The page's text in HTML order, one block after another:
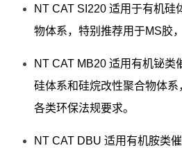
NT CAT SI220 适用于有机硅
物体系，特别推荐用于MS胶
NT CAT MB20 适用有机铋类
硅体系和硅烷改性聚合物体系
各类环保法规要求。
NT CAT DBU 适用有机胺类